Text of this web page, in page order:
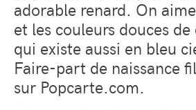
adorable renard. On
et les couleurs douces
qui existe aussi en bleu
Faire-part de naissance
sur Popcarte.com.